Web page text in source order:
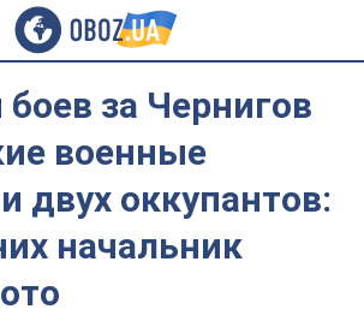
за Чернигов
военные
двух оккупантов:
начальник